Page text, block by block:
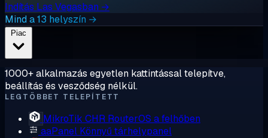
Indítás Las Vegasban →
Mind a 13 helyszín →
1000+ alkalmazás egyetlen kattintással telepítve,
beállítás és vesződség nélkül.
LEGTÖBBET TELEPÍTETT
MikroTik CHR RouterOS a felhőben
aaPanel Könnyű tárhelypanel